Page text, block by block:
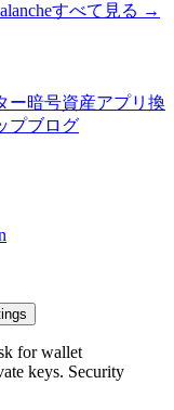
すべて見る →
ー暗号資産アプリ 換
プブログ
for wallet
keys. Security